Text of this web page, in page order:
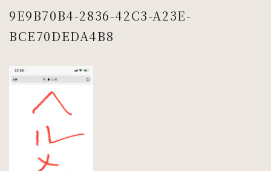
9E9B70B4-2836-42C3-A23E-
BCE70DEDA4B8